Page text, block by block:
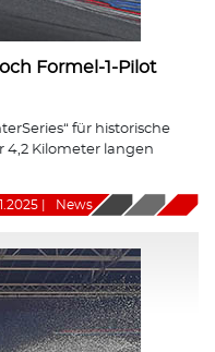
Formel-1-Pilot
für historische
4,2 Kilometer langen
News